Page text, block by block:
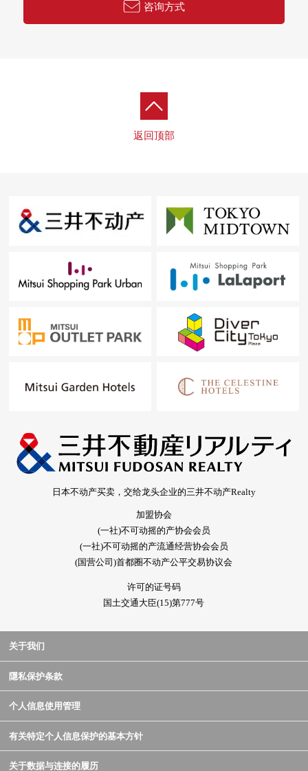
咨询方式
返回顶部
日本不动产买卖，交给龙头企业的三井不动产Realty
加盟协会
(一社)不可动摇的产协会会员
(一社)不可动摇的产流通经营协会会员
(国营公司)首都圈不动产公平交易协议会
许可的证号码
国土交通大臣(15)第777号
关于我们
隱私保护条款
个人信息使用管理
有关特定个人信息保护的基本方针
关于数据与连接的履历